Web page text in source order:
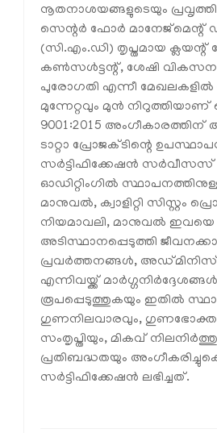
നൂതനാശയങ്ങളുടെയും പ്രവൃത്തി
സെന്റർ ഫോർ മാനേജ്‌മെന്റ്
(സി.എം.ഡി) തൃപ്തമായ
കൺസൾട്ടന്റ്, ശേഷി
പുരോഗതി എന്നീ മേഖലകളിൽ
മുന്നേറ്റവും മുൻ
9001:2015
ടാറ്റാ പ്രോജക്ടിന്റെ
സർട്ടിഫിക്കേഷൻ സർവീസസ്
ഓഡിറ്റിംഗിൽ സ്ഥാപനത്തിനുള്ള
മാനുവൽ, ക്വാളിറ്റി സിസ്റ്റം
നിയമാവലി, മാനുവൽ ഇവയെ
അടിസ്ഥാനപ്പെടുത്തി
പ്രവർത്തനങ്ങൾ,
എന്നിവയ്ക്ക് മാർഗ്ഗനിർദ്ദേശങ്ങൾ
രൂപപ്പെടുത്തുകയും ഇതിൽ
ഗുണനിലവാരവും,
സംതൃപ്തിയും, മികവ്
പ്രതിബദ്ധതയും
സർട്ടിഫിക്കേഷൻ ലഭിച്ചത്.